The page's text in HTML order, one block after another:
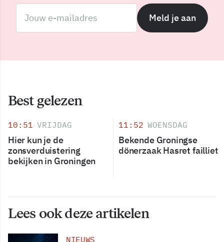
Meld je aan
Best gelezen
10:51 VRIJDAG
Hier kun je de
zonsverduistering
bekijken in Groningen
11:52 WOENSDAG
Bekende Groningse
dönerzaak Hasret failliet
Lees ook deze artikelen
NIEUWS